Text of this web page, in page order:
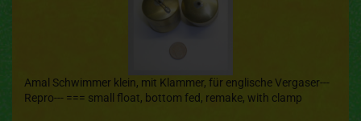
Amal Schwimmer klein, mit Klammer, für englische Vergaser---
Repro--- === small float, bottom fed, remake, with clamp